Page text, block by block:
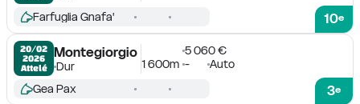
10e
Farfuglia Gnafa'
20/02
2026
Attelé
Montegiorgio
Dur
5 060 €
1 600m - Auto
3e
Gea Pax